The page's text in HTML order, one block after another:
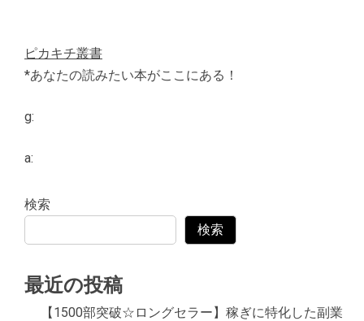
ピカキチ叢書
*あなたの読みたい本がここにある！
g:
a:
検索
検索
最近の投稿
【1500部突破☆ロングセラー】稼ぎに特化した副業